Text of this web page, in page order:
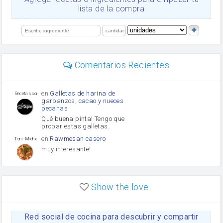
salsa de soja
limón
lista de la compra
Comentarios Recientes
Recetas con sazon
en Galletas de harina de
garbanzos, cacao y nueces
pecanas
Qué buena pinta! Tengo que
probar estas galletas.
Toni Michel Caubet
en Rawmesan casero
muy interesante!
enLasaña casera fácil y
HOJALDROSA TV
enGachas de la abuela
Show the love
Red social de cocina para descubrir y compartir